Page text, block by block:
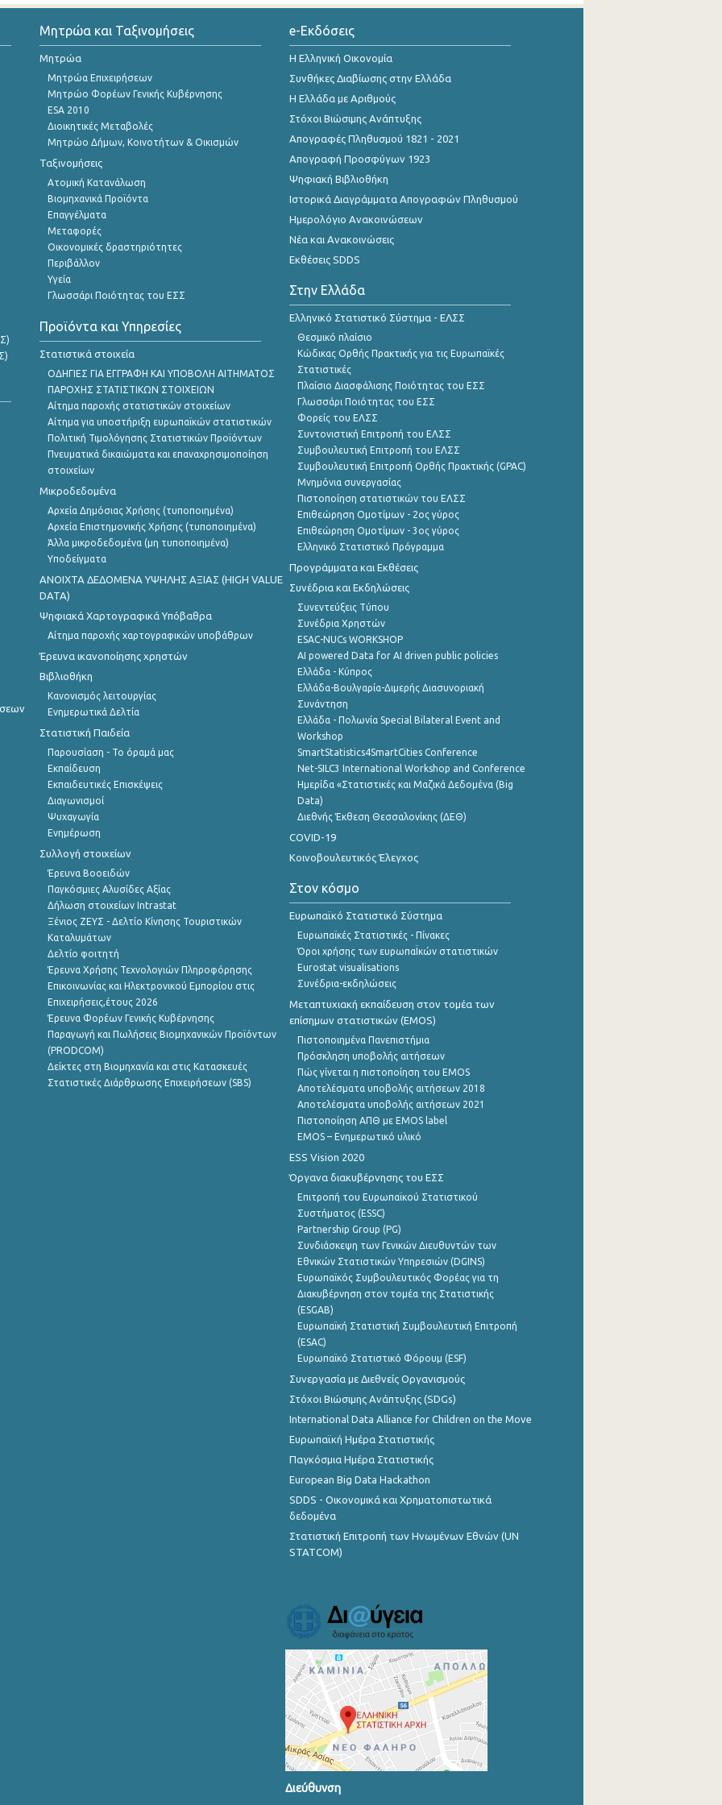
Μητρώα και Ταξινομήσεις
Μητρώα
Μητρώα Επιχειρήσεων
Μητρώο Φορέων Γενικής Κυβέρνησης
ESA 2010
Διοικητικές Μεταβολές
Μητρώο Δήμων, Κοινοτήτων & Οικισμών
Ταξινομήσεις
Ατομική Κατανάλωση
Βιομηχανικά Προϊόντα
Επαγγέλματα
Μεταφορές
Οικονομικές δραστηριότητες
Περιβάλλον
Υγεία
Γλωσσάρι Ποιότητας του ΕΣΣ
Προϊόντα και Υπηρεσίες
Στατιστικά στοιχεία
ΟΔΗΓΙΕΣ ΓΙΑ ΕΓΓΡΑΦΗ ΚΑΙ ΥΠΟΒΟΛΗ ΑΙΤΗΜΑΤΟΣ
ΠΑΡΟΧΗΣ ΣΤΑΤΙΣΤΙΚΩΝ ΣΤΟΙΧΕΙΩΝ
Αίτημα παροχής στατιστικών στοιχείων
Αίτημα για υποστήριξη ευρωπαϊκών στατιστικών
Πολιτική Τιμολόγησης Στατιστικών Προϊόντων
Πνευματικά δικαιώματα και επαναχρησιμοποίηση
στοιχείων
Μικροδεδομένα
Αρχεία Δημόσιας Χρήσης (τυποποιημένα)
Αρχεία Επιστημονικής Χρήσης (τυποποιημένα)
Άλλα μικροδεδομένα (μη τυποποιημένα)
Υποδείγματα
ANOIXTA ΔΕΔΟΜΕΝΑ ΥΨΗΛΗΣ ΑΞΙΑΣ (HIGH VALUE
DATA)
Ψηφιακά Χαρτογραφικά Υπόβαθρα
Αίτημα παροχής χαρτογραφικών υποβάθρων
Έρευνα ικανοποίησης χρηστών
Βιβλιοθήκη
Κανονισμός λειτουργίας
Ενημερωτικά Δελτία
Στατιστική Παιδεία
Παρουσίαση - Το όραμά μας
Εκπαίδευση
Εκπαιδευτικές Επισκέψεις
Διαγωνισμοί
Ψυχαγωγία
Ενημέρωση
Συλλογή στοιχείων
Έρευνα Βοοειδών
Παγκόσμιες Αλυσίδες Αξίας
Δήλωση στοιχείων Intrastat
Ξένιος ΖΕΥΣ - Δελτίο Κίνησης Τουριστικών
Καταλυμάτων
Δελτίο φοιτητή
Έρευνα Χρήσης Τεχνολογιών Πληροφόρησης
Επικοινωνίας και Ηλεκτρονικού Εμπορίου στις
Επιχειρήσεις,έτους 2026
Έρευνα Φορέων Γενικής Κυβέρνησης
Παραγωγή και Πωλήσεις Βιομηχανικών Προϊόντων
(PRODCOM)
Δείκτες στη Βιομηχανία και στις Κατασκευές
Στατιστικές Διάρθρωσης Επιχειρήσεων (SBS)
e-Εκδόσεις
Η Ελληνική Οικονομία
Συνθήκες Διαβίωσης στην Ελλάδα
Η Ελλάδα με Αριθμούς
Στόχοι Βιώσιμης Ανάπτυξης
Απογραφές Πληθυσμού 1821 - 2021
Απογραφή Προσφύγων 1923
Ψηφιακή Βιβλιοθήκη
Ιστορικά Διαγράμματα Απογραφών Πληθυσμού
Ημερολόγιο Ανακοινώσεων
Νέα και Ανακοινώσεις
Εκθέσεις SDDS
Στην Ελλάδα
Ελληνικό Στατιστικό Σύστημα - ΕΛΣΣ
Θεσμικό πλαίσιο
Κώδικας Ορθής Πρακτικής για τις Ευρωπαϊκές
Στατιστικές
Πλαίσιο Διασφάλισης Ποιότητας του ΕΣΣ
Γλωσσάρι Ποιότητας του ΕΣΣ
Φορείς του ΕΛΣΣ
Συντονιστική Επιτροπή του ΕΛΣΣ
Συμβουλευτική Επιτροπή του ΕΛΣΣ
Συμβουλευτική Επιτροπή Ορθής Πρακτικής (GPAC)
Μνημόνια συνεργασίας
Πιστοποίηση στατιστικών του ΕΛΣΣ
Επιθεώρηση Ομοτίμων - 2ος γύρος
Επιθεώρηση Ομοτίμων - 3ος γύρος
Ελληνικό Στατιστικό Πρόγραμμα
Προγράμματα και Εκθέσεις
Συνέδρια και Εκδηλώσεις
Συνεντεύξεις Τύπου
Συνέδρια Χρηστών
ESAC-NUCs WORKSHOP
AI powered Data for AI driven public policies
Ελλάδα - Κύπρος
Ελλάδα-Βουλγαρία-Διμερής Διασυνοριακή
Συνάντηση
Ελλάδα - Πολωνία Special Bilateral Event and
Workshop
SmartStatistics4SmartCities Conference
Net-SILC3 International Workshop and Conference
Ημερίδα «Στατιστικές και Μαζικά Δεδομένα (Big
Data)
Διεθνής Έκθεση Θεσσαλονίκης (ΔΕΘ)
COVID-19
Κοινοβουλευτικός Έλεγχος
Στον κόσμο
Ευρωπαϊκό Στατιστικό Σύστημα
Ευρωπαϊκές Στατιστικές - Πίνακες
Όροι χρήσης των ευρωπαΪκών στατιστικών
Eurostat visualisations
Συνέδρια-εκδηλώσεις
Μεταπτυχιακή εκπαίδευση στον τομέα των
επίσημων στατιστικών (EMOS)
Πιστοποιημένα Πανεπιστήμια
Πρόσκληση υποβολής αιτήσεων
Πώς γίνεται η πιστοποίηση του EMOS
Αποτελέσματα υποβολής αιτήσεων 2018
Αποτελέσματα υποβολής αιτήσεων 2021
Πιστοποίηση ΑΠΘ με EMOS label
EMOS – Ενημερωτικό υλικό
ESS Vision 2020
Όργανα διακυβέρνησης του ΕΣΣ
Επιτροπή του Ευρωπαϊκού Στατιστικού
Συστήματος (ESSC)
Partnership Group (PG)
Συνδιάσκεψη των Γενικών Διευθυντών των
Εθνικών Στατιστικών Υπηρεσιών (DGINS)
Ευρωπαϊκός Συμβουλευτικός Φορέας για τη
Διακυβέρνηση στον τομέα της Στατιστικής
(ESGAB)
Ευρωπαϊκή Στατιστική Συμβουλευτική Επιτροπή
(ESAC)
Ευρωπαϊκό Στατιστικό Φόρουμ (ESF)
Συνεργασία με Διεθνείς Οργανισμούς
Στόχοι Βιώσιμης Ανάπτυξης (SDGs)
International Data Alliance for Children on the Move
Ευρωπαϊκή Ημέρα Στατιστικής
Παγκόσμια Ημέρα Στατιστικής
European Big Data Hackathon
SDDS - Οικονομικά και Χρηματοπιστωτικά
δεδομένα
Στατιστική Επιτροπή των Ηνωμένων Εθνών (UN
STATCOM)
Διεύθυνση